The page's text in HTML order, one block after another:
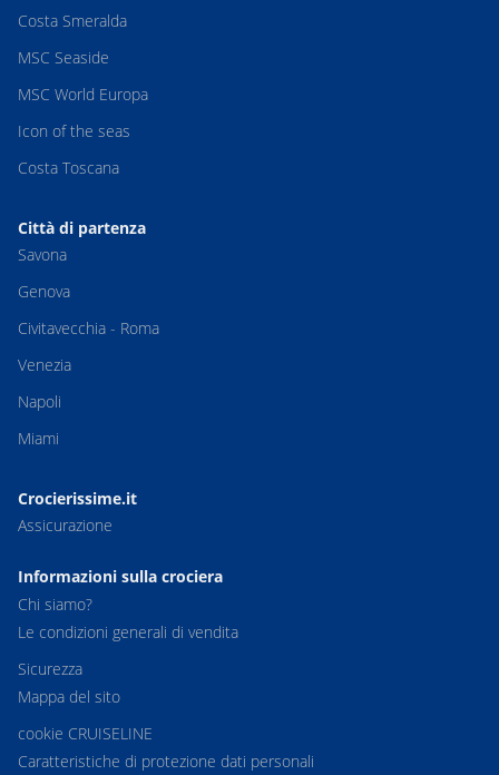
Costa Smeralda
MSC Seaside
MSC World Europa
Icon of the seas
Costa Toscana
Città di partenza
Savona
Genova
Civitavecchia - Roma
Venezia
Napoli
Miami
Crocierissime.it
Assicurazione
Informazioni sulla crociera
Chi siamo?
Le condizioni generali di vendita
Sicurezza
Mappa del sito
cookie CRUISELINE
Caratteristiche di protezione dati personali